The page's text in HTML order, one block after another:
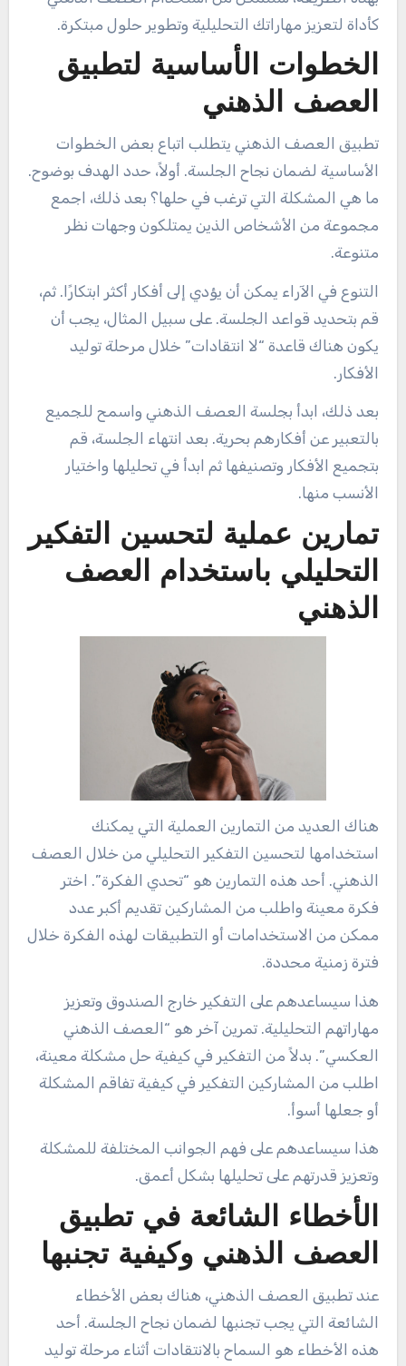
كأداة لتعزيز مهاراتك التحليلية وتطوير حلول مبتكرة.
الخطوات الأساسية لتطبيق
العصف الذهني
تطبيق العصف الذهني يتطلب اتباع بعض الخطوات
الأساسية لضمان نجاح الجلسة. أولاً، حدد الهدف بوضوح.
ما هي المشكلة التي ترغب في حلها؟ بعد ذلك، اجمع
مجموعة من الأشخاص الذين يمتلكون وجهات نظر
متنوعة.
التنوع في الآراء يمكن أن يؤدي إلى أفكار أكثر ابتكارًا. ثم،
قم بتحديد قواعد الجلسة. على سبيل المثال، يجب أن
يكون هناك قاعدة “لا انتقادات” خلال مرحلة توليد
الأفكار.
بعد ذلك، ابدأ بجلسة العصف الذهني واسمح للجميع
بالتعبير عن أفكارهم بحرية. بعد انتهاء الجلسة، قم
بتجميع الأفكار وتصنيفها ثم ابدأ في تحليلها واختيار
الأنسب منها.
تمارين عملية لتحسين التفكير
التحليلي باستخدام العصف
الذهني
هناك العديد من التمارين العملية التي يمكنك
استخدامها لتحسين التفكير التحليلي من خلال العصف
الذهني. أحد هذه التمارين هو “تحدي الفكرة”. اختر
فكرة معينة واطلب من المشاركين تقديم أكبر عدد
ممكن من الاستخدامات أو التطبيقات لهذه الفكرة خلال
فترة زمنية محددة.
هذا سيساعدهم على التفكير خارج الصندوق وتعزيز
مهاراتهم التحليلية. تمرين آخر هو “العصف الذهني
العكسي”. بدلاً من التفكير في كيفية حل مشكلة معينة،
اطلب من المشاركين التفكير في كيفية تفاقم المشكلة
أو جعلها أسوأ.
هذا سيساعدهم على فهم الجوانب المختلفة للمشكلة
وتعزيز قدرتهم على تحليلها بشكل أعمق.
الأخطاء الشائعة في تطبيق
العصف الذهني وكيفية تجنبها
عند تطبيق العصف الذهني، هناك بعض الأخطاء
الشائعة التي يجب تجنبها لضمان نجاح الجلسة. أحد
هذه الأخطاء هو السماح بالانتقادات أثناء مرحلة توليد